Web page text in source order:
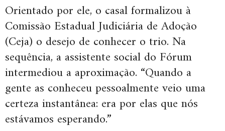
Orientado por ele, o casal formalizou à
Comissão Estadual Judiciária de Adoção
(Ceja) o desejo de conhecer o trio. Na
sequência, a assistente social do Fórum
intermediou a aproximação. “Quando a
gente as conheceu pessoalmente veio uma
certeza instantânea: era por elas que nós
estávamos esperando.”